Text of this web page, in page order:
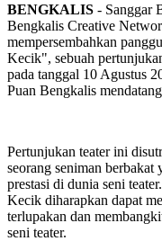
BENGKALIS - Sanggar
Bengkalis Creative
mempersembahkan
Kecik", sebuah
pada tanggal 10 Agustus
Puan Bengkalis
Pertunjukan teater ini
seorang seniman
prestasi di dunia seni
Kecik diharapkan dapat
terlupakan dan
seni teater.